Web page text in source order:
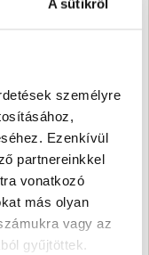
A sütikről
személyre
Ezenkívül
partnereinkkel
vonatkozó
más olyan
vagy az
gyűjtöttek.
Csatlakozók
(mm): 8 mm
Kosárba